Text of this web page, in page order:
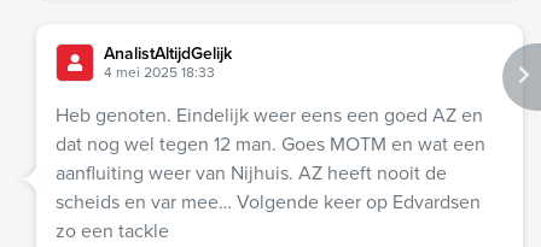
AnalistAltijdGelijk
4 mei 2025 18:33
Heb genoten. Eindelijk weer eens een goed AZ en
dat nog wel tegen 12 man. Goes MOTM en wat een
aanfluiting weer van Nijhuis. AZ heeft nooit de
scheids en var mee… Volgende keer op Edvardsen
zo een tackle